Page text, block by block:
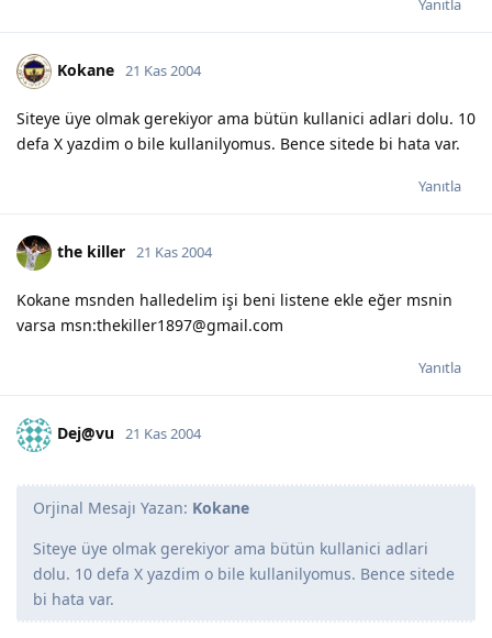
Yanıtla
Kokane 21 Kas 2004
Siteye üye olmak gerekiyor ama bütün kullanici adlari dolu. 10
defa X yazdim o bile kullanilyomus. Bence sitede bi hata var.
Yanıtla
the killer 21 Kas 2004
Kokane msnden halledelim işi beni listene ekle eğer msnin
varsa msn:thekiller1897@gmail.com
Yanıtla
Dej@vu 21 Kas 2004
Orjinal Mesajı Yazan: Kokane
Siteye üye olmak gerekiyor ama bütün kullanici adlari
dolu. 10 defa X yazdim o bile kullanilyomus. Bence sitede
bi hata var.